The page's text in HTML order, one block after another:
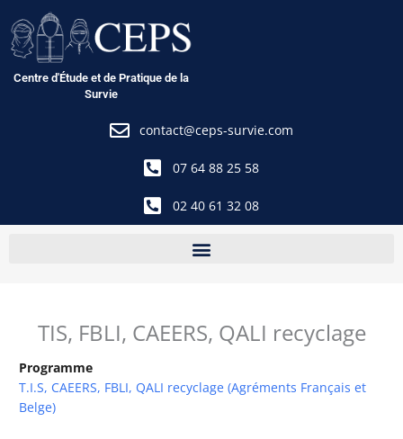
au
contenu
Centre d'Étude et de Pratique de la
Survie
contact@ceps-survie.com
07 64 88 25 58
02 40 61 32 08
TIS, FBLI, CAEERS, QALI recyclage
Programme
T.I.S, CAEERS, FBLI, QALI recyclage (Agréments Français et
Belge)